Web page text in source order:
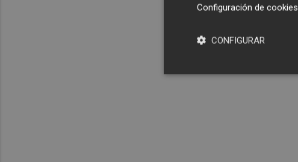
Configuración de cookies
CONFIGURAR